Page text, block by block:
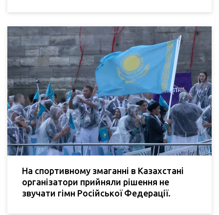
На спортивному змаганні в Казахстані
організатори прийняли рішення не
звучати гімн Російської Федерації.